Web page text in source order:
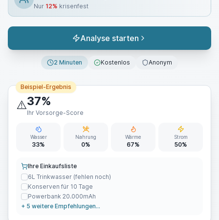
Nur 12% krisenfest
Analyse starten
2 Minuten Kostenlos Anonym
Beispiel-Ergebnis
⚠️37%
Ihr Vorsorge-Score
Wasser
33%
Nahrung
0%
Wärme
67%
Strom
50%
Ihre Einkaufsliste
6L Trinkwasser (fehlen noch)
Konserven für 10 Tage
Powerbank 20.000mAh
+ 5 weitere Empfehlungen...